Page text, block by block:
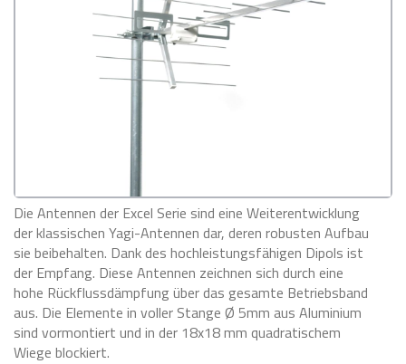
Die Antennen der Excel Serie sind eine Weiterentwicklung
der klassischen Yagi-Antennen dar, deren robusten Aufbau
sie beibehalten. Dank des hochleistungsfähigen Dipols ist
der Empfang. Diese Antennen zeichnen sich durch eine
hohe Rückflussdämpfung über das gesamte Betriebsband
aus. Die Elemente in voller Stange Ø 5mm aus Aluminium
sind vormontiert und in der 18x18 mm quadratischem
Wiege blockiert.